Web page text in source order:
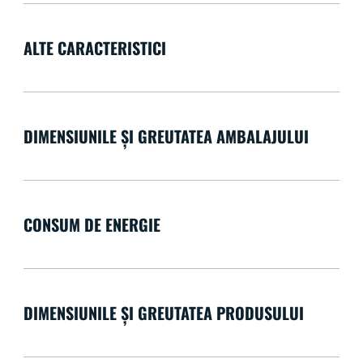
ALTE CARACTERISTICI
DIMENSIUNILE ȘI GREUTATEA AMBALAJULUI
CONSUM DE ENERGIE
DIMENSIUNILE ȘI GREUTATEA PRODUSULUI